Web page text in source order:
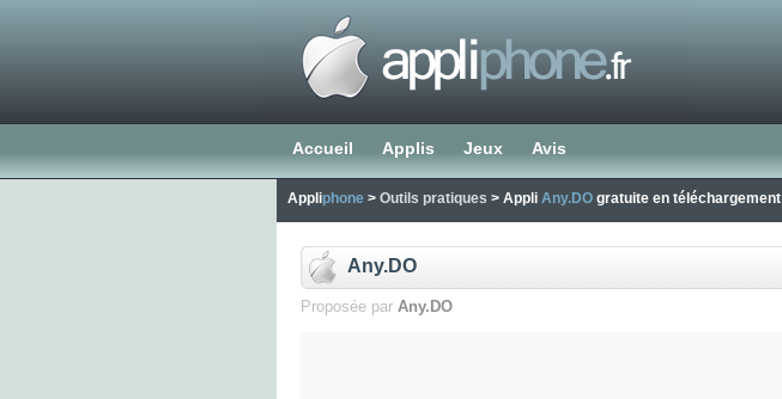
Accueil Applis Jeux Avis
Appliphone > Outils pratiques > Appli Any.DO gratuite en téléchargement
Any.DO
Proposée par Any.DO